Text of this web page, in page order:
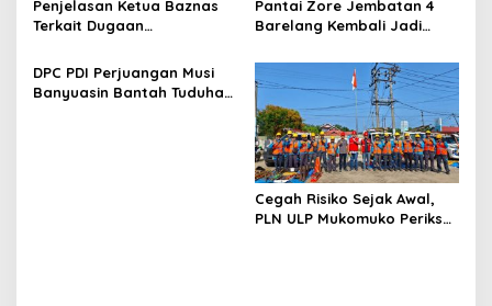
s
i
p
Penjelasan Ketua Baznas
Terkait Dugaan
Kabupaten Lahat Itu Tidak
Benar
Pantai Zore Jembatan 4
Barelang Kembali Jadi
Jalur Keluar Masuk Barang
Tanpa Dokumen
Kepabeanan, Nama
Berinisial WL Disebut, Bea
Cukai Diminta Mengungkap
Dugaan Aktivitas di
Kawasan Pesisir
DPC PDI Perjuangan Musi
Banyuasin Bantah Tuduhan
Cegah Risiko Sejak Awal,
PLN ULP Mukomuko Periksa